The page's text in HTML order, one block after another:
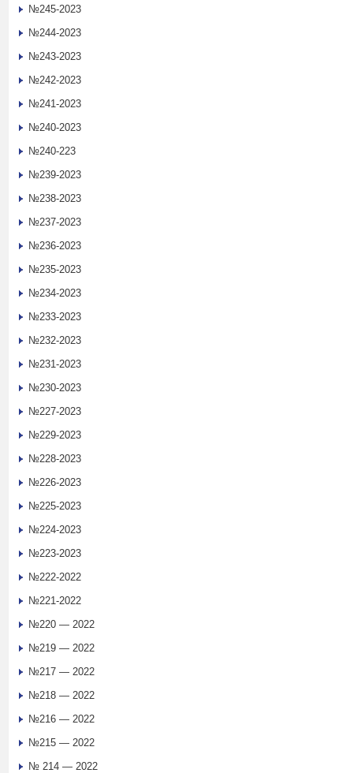
№245-2023
№244-2023
№243-2023
№242-2023
№241-2023
№240-2023
№240-223
№239-2023
№238-2023
№237-2023
№236-2023
№235-2023
№234-2023
№233-2023
№232-2023
№231-2023
№230-2023
№227-2023
№229-2023
№228-2023
№226-2023
№225-2023
№224-2023
№223-2023
№222-2022
№221-2022
№220 — 2022
№219 — 2022
№217 — 2022
№218 — 2022
№216 — 2022
№215 — 2022
№ 214 — 2022